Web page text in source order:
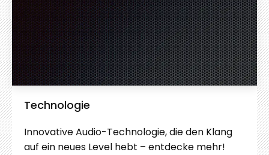
Technologie
Innovative Audio-Technologie, die den Klang
auf ein neues Level hebt – entdecke mehr!